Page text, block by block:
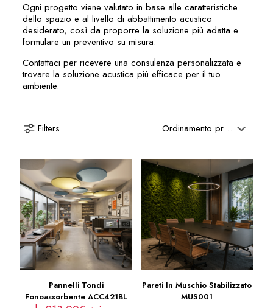
Ogni progetto viene valutato in base alle caratteristiche
dello spazio e al livello di abbattimento acustico
desiderato, così da proporre la soluzione più adatta e
formulare un preventivo su misura.
Contattaci per ricevere una consulenza personalizzata e
trovare la soluzione acustica più efficace per il tuo
ambiente.
Filters
Pannelli Tondi
Fonoassorbente ACC421BL
Pareti In Muschio Stabilizzato
MUS001